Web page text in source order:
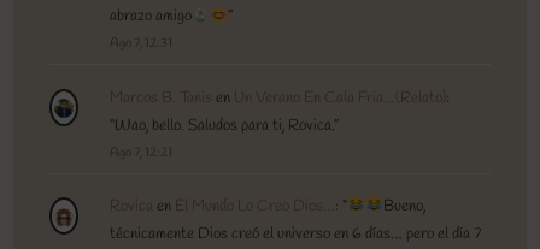
abrazo amigo
”
Ago 7, 12:31
Marcos B. Tanis en Un Verano En Cala Fria…(Relato) :
“Wao, bello. Saludos para ti, Rovica.”
Ago 7, 12:21
Rovica en El Mundo Lo Creo Dios… : “
Bueno,
técnicamente Dios creó el universo en 6 días… pero el día 7